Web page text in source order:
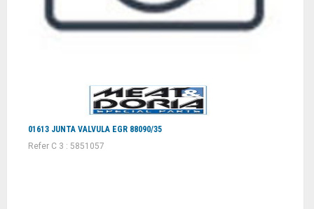
01613 JUNTA VALVULA EGR 88090/35
Refer C 3 : 5851057